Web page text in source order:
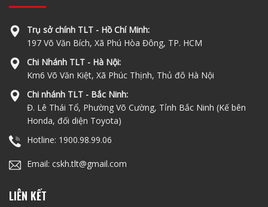
Trụ sở chính TLT - Hồ Chí Minh:
197 Võ Văn Bích, Xã Phú Hòa Đông, TP. HCM
Chi Nhánh TLT - Hà Nội:
Km6 Võ Văn Kiệt, Xã Phúc Thịnh, Thủ đô Hà Nội
Chi nhánh TLT - Bắc Ninh:
Đ. Lê Thái Tổ, Phường Võ Cường, Tỉnh Bắc Ninh (Kế bên
Honda, đối diện Toyota)
Hotline: 1900.98.99.06
Email: cskh.tlt@gmail.com
LIÊN KẾT